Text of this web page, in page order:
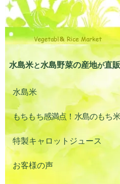
水島米と水島野菜の産地が直
特製キャロットジュース
水島米
もちもち感満点！水島のもち米
お客様の声